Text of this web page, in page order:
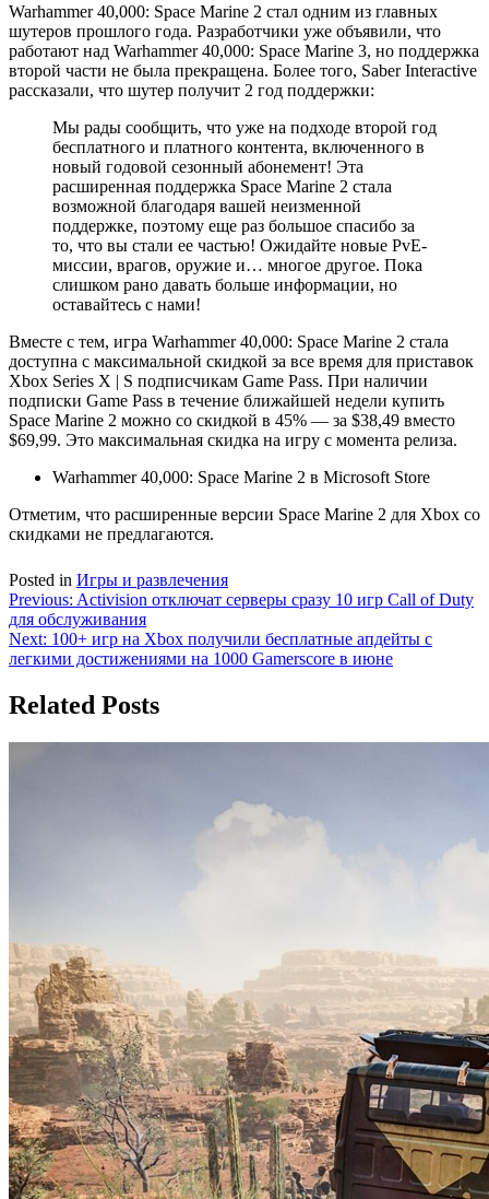
Warhammer 40,000: Space Marine 2 стал одним из главных
шутеров прошлого года. Разработчики уже объявили, что
работают над Warhammer 40,000: Space Marine 3, но поддержка
второй части не была прекращена. Более того, Saber Interactive
рассказали, что шутер получит 2 год поддержки:
Мы рады сообщить, что уже на подходе второй год
бесплатного и платного контента, включенного в
новый годовой сезонный абонемент! Эта
расширенная поддержка Space Marine 2 стала
возможной благодаря вашей неизменной
поддержке, поэтому еще раз большое спасибо за
то, что вы стали ее частью! Ожидайте новые PvE-
миссии, врагов, оружие и… многое другое. Пока
слишком рано давать больше информации, но
оставайтесь с нами!
Вместе с тем, игра Warhammer 40,000: Space Marine 2 стала
доступна с максимальной скидкой за все время для приставок
Xbox Series X | S подписчикам Game Pass. При наличии
подписки Game Pass в течение ближайшей недели купить
Space Marine 2 можно со скидкой в 45% — за $38,49 вместо
$69,99. Это максимальная скидка на игру с момента релиза.
Warhammer 40,000: Space Marine 2 в Microsoft Store
Отметим, что расширенные версии Space Marine 2 для Xbox со
скидками не предлагаются.
Posted in Игры и развлечения
Навигация
по
записям
Previous: Activision отключат серверы сразу 10 игр Call of Duty
для обслуживания
Next: 100+ игр на Xbox получили бесплатные апдейты с
легкими достижениями на 1000 Gamerscore в июне
Related Posts